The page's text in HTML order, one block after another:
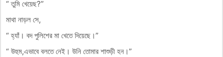
“ তুমি খেয়েছ?”
মাথা নাড়ল সে,
“ হ্যাঁ। বদ পুলিশের মা খেতে দিয়েছে।”
“ উহুম,এভাবে বলতে নেই। উনি তোমার শাশুড়ী হন।”